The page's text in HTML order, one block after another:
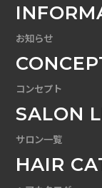
お知らせ
コンセプト
SALON
サロン一覧
HAIR